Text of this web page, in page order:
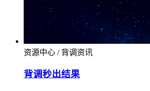
资源中心 / 背调资讯
背调秒出结果